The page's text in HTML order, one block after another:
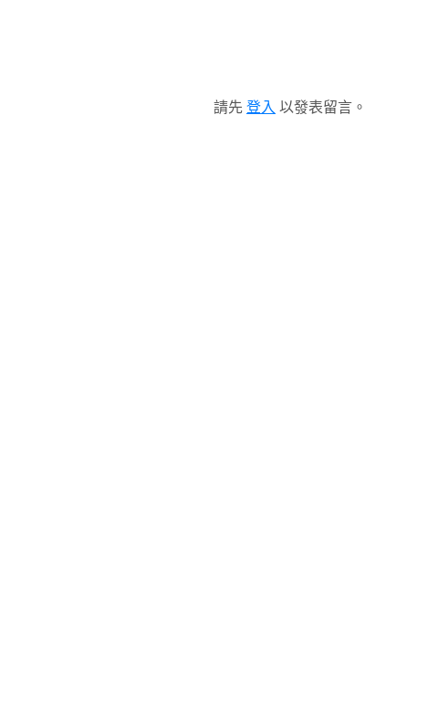
請先 登入 以發表留言。